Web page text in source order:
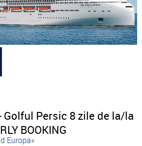
Golful Persic 8 zile de la/la
BOOKING
Europa«